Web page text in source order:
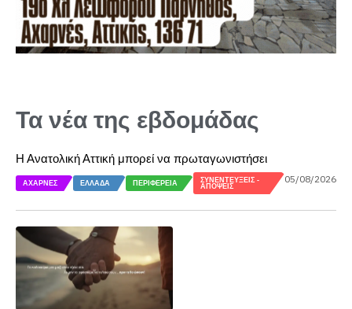
Τα νέα της εβδομάδας
Η Ανατολική Αττική μπορεί να πρωταγωνιστήσει
ΑΧΑΡΝΈΣ ΕΛΛΆΔΑ ΠΕΡΙΦΈΡΕΙΑ
ΣΥΝΕΝΤΕΎΞΕΙΣ -
ΑΠΌΨΕΙΣ
05/08/2026